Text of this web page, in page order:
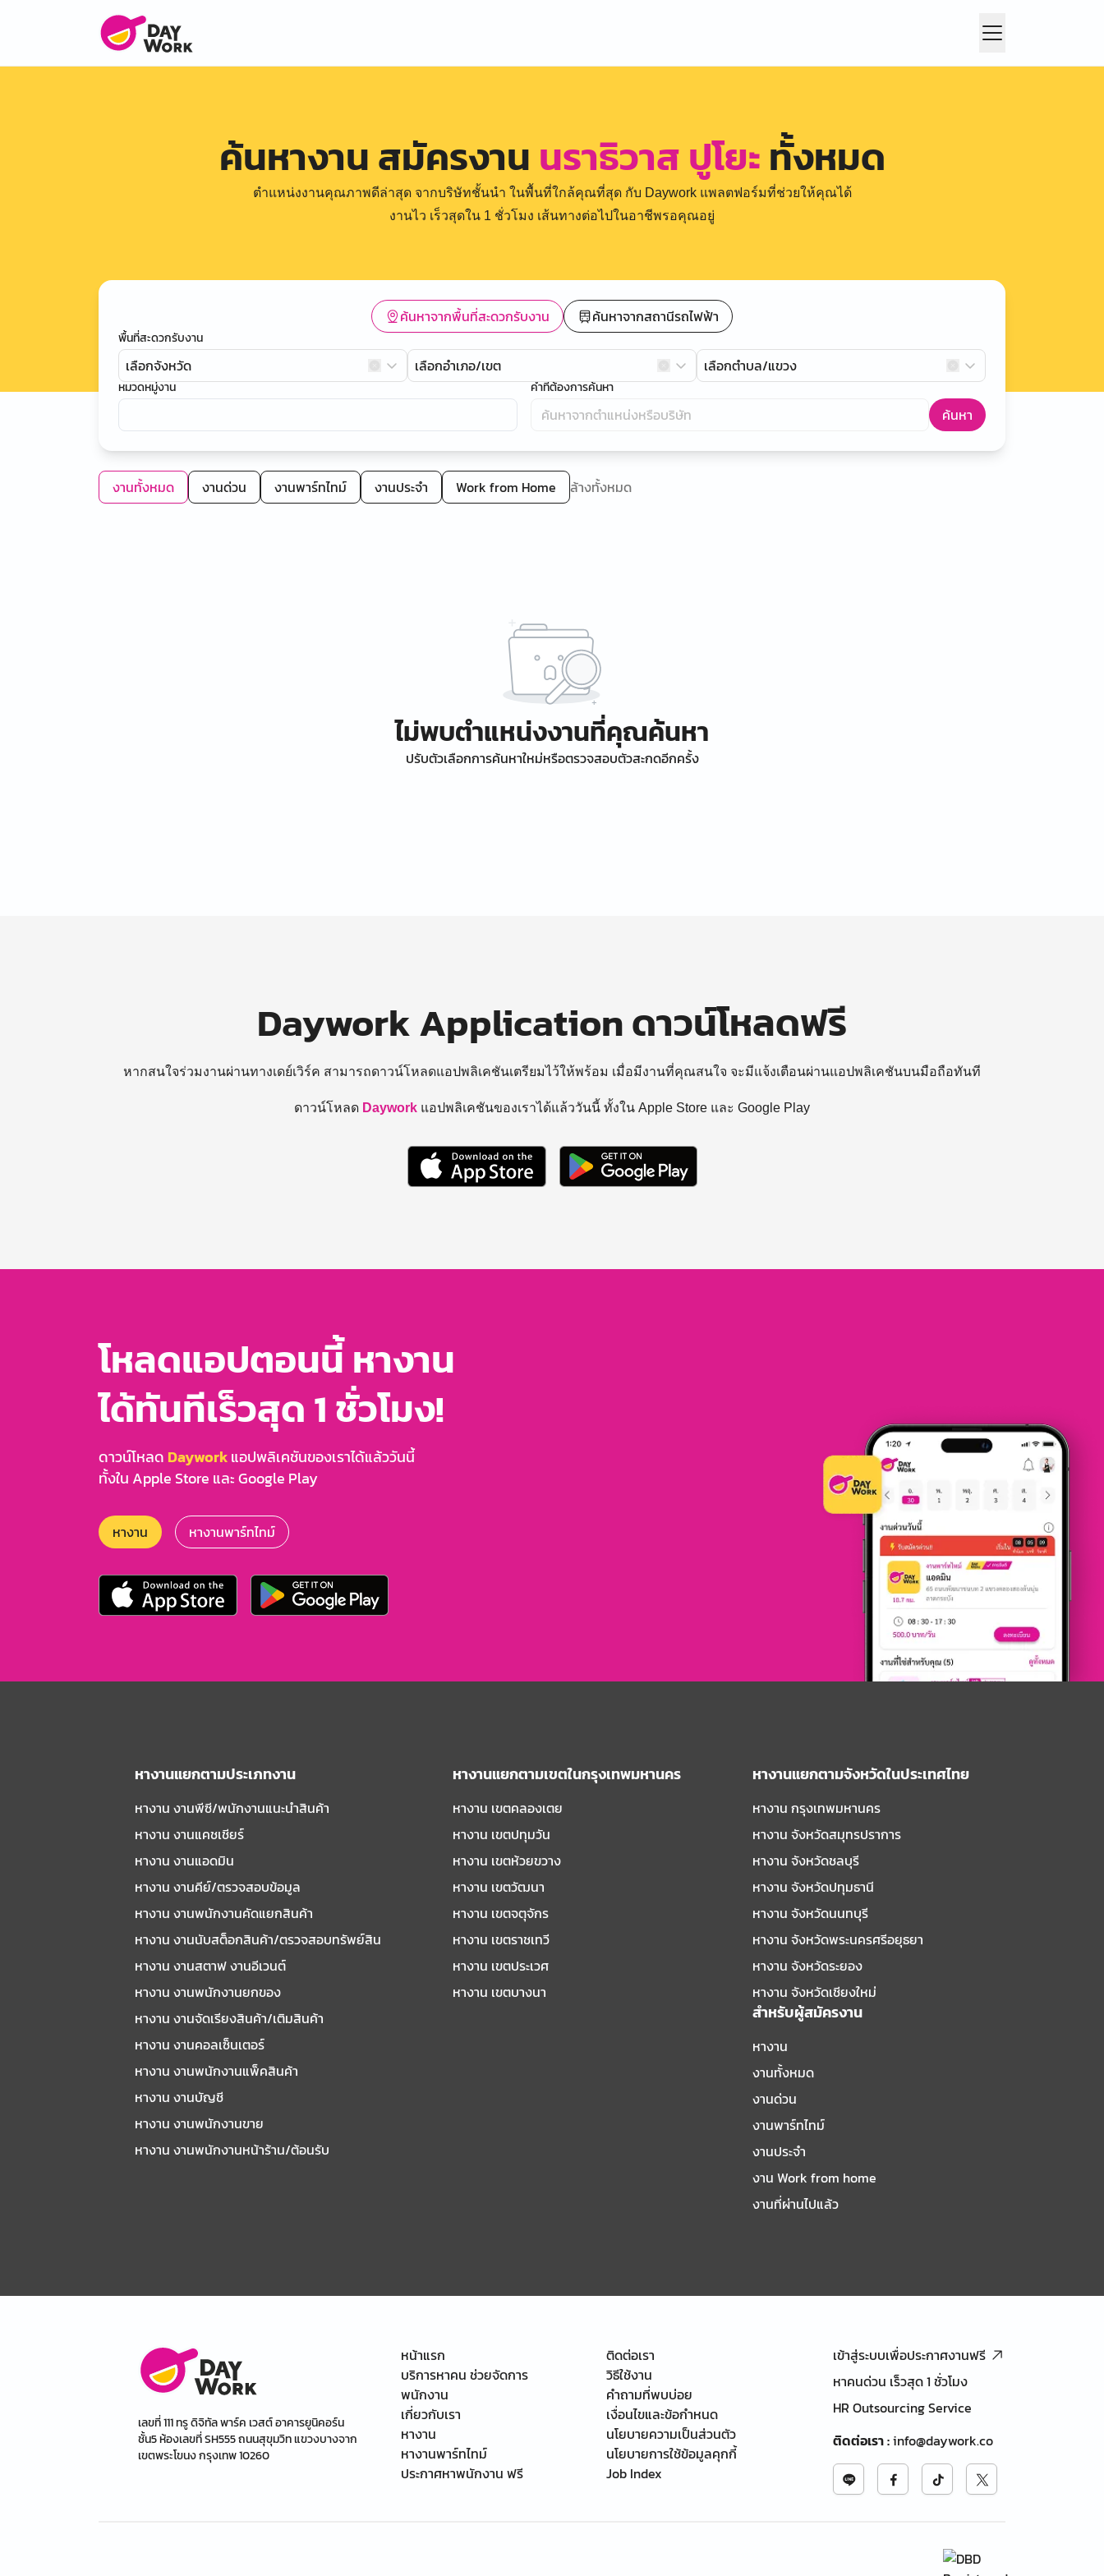
ค้นหางาน สมัครงาน นราธิวาส ปูโยะทั้งหมด
ตำแหน่งงานคุณภาพดีล่าสุด จากบริษัทชั้นนำ ในพื้นที่ใกล้คุณที่สุด กับ Daywork แพลตฟอร์มที่ช่วยให้คุณได้
งานไว เร็วสุดใน 1 ชั่วโมง เส้นทางต่อไปในอาชีพรอคุณอยู่
ค้นหาจากพื้นที่สะดวกรับงาน ค้นหาจากสถานีรถไฟฟ้า
พื้นที่สะดวกรับงาน
เลือกจังหวัด เลือกอำเภอ/เขต เลือกตำบล/แขวง
หมวดหมู่งาน คำที่ต้องการค้นหา
ค้นหา
งานทั้งหมด งานด่วน งานพาร์ทไทม์ งานประจำ Work from Home ล้างทั้งหมด
ไม่พบตำแหน่งงานที่คุณค้นหา
ปรับตัวเลือกการค้นหาใหม่หรือตรวจสอบตัวสะกดอีกครั้ง
Daywork Application ดาวน์โหลดฟรี
หากสนใจร่วมงานผ่านทางเดย์เวิร์ค สามารถดาวน์โหลดแอปพลิเคชันเตรียมไว้ให้พร้อม เมื่อมีงานที่คุณสนใจ จะมีแจ้งเตือนผ่านแอปพลิเคชันบนมือถือทันที
ดาวน์โหลด Daywork แอปพลิเคชันของเราได้แล้ววันนี้ ทั้งใน Apple Store และ Google Play
โหลดแอปตอนนี้ หางาน
ได้ทันทีเร็วสุด 1 ชั่วโมง!
ดาวน์โหลด Dayworkแอปพลิเคชันของเราได้แล้ววันนี้
ทั้งใน Apple Store และ Google Play
หางาน หางานพาร์ทไทม์
หางานแยกตามประเภทงาน
หางาน งานพีซี/พนักงานแนะนําสินค้า
หางาน งานแคชเชียร์
หางาน งานแอดมิน
หางาน งานคีย์/ตรวจสอบข้อมูล
หางาน งานพนักงานคัดแยกสินค้า
หางาน งานนับสต็อกสินค้า/ตรวจสอบทรัพย์สิน
หางาน งานสตาฟ งานอีเวนต์
หางาน งานพนักงานยกของ
หางาน งานจัดเรียงสินค้า/เติมสินค้า
หางาน งานคอลเซ็นเตอร์
หางาน งานพนักงานแพ็คสินค้า
หางาน งานบัญชี
หางาน งานพนักงานขาย
หางาน งานพนักงานหน้าร้าน/ต้อนรับ
หางานแยกตามเขตในกรุงเทพมหานคร
หางาน เขตคลองเตย
หางาน เขตปทุมวัน
หางาน เขตห้วยขวาง
หางาน เขตวัฒนา
หางาน เขตจตุจักร
หางาน เขตราชเทวี
หางาน เขตประเวศ
หางาน เขตบางนา
หางานแยกตามจังหวัดในประเทศไทย
หางาน กรุงเทพมหานคร
หางาน จังหวัดสมุทรปราการ
หางาน จังหวัดชลบุรี
หางาน จังหวัดปทุมธานี
หางาน จังหวัดนนทบุรี
หางาน จังหวัดพระนครศรีอยุธยา
หางาน จังหวัดระยอง
หางาน จังหวัดเชียงใหม่
สำหรับผู้สมัครงาน
หางาน
งานทั้งหมด
งานด่วน
งานพาร์ทไทม์
งานประจำ
งาน Work from home
งานที่ผ่านไปแล้ว
เลขที่ 111 ทรู ดิจิทัล พาร์ค เวสต์ อาคารยูนิคอร์น
ชั้น5 ห้องเลขที่ SH555 ถนนสุขุมวิท แขวงบางจาก
เขตพระโขนง กรุงเทพ 10260
หน้าแรก
บริการหาคน ช่วยจัดการ
พนักงาน
เกี่ยวกับเรา
หางาน
หางานพาร์ทไทม์
ประกาศหาพนักงาน ฟรี
ติดต่อเรา
วิธีใช้งาน
คำถามที่พบบ่อย
เงื่อนไขและข้อกำหนด
นโยบายความเป็นส่วนตัว
นโยบายการใช้ข้อมูลคุกกี้
Job Index
เข้าสู่ระบบเพื่อประกาศงานฟรี
หาคนด่วน เร็วสุด 1 ชั่วโมง
HR Outsourcing Service
ติดต่อเรา:info@daywork.co